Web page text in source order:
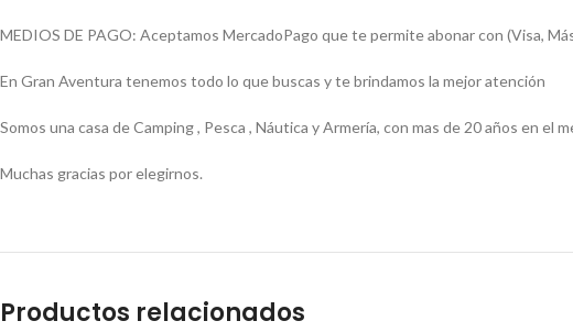
MEDIOS DE PAGO: Aceptamos MercadoPago que te permite abonar con (Visa,
En Gran Aventura tenemos todo lo que buscas y te brindamos la mejor atención
Somos una casa de Camping , Pesca , Náutica y Armería, con mas de 20 años en el
Muchas gracias por elegirnos.
Productos relacionados